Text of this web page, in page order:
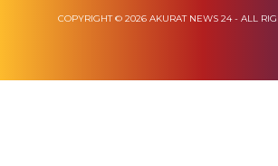
COPYRIGHT © 2026 AKURAT NEWS 24 - ALL